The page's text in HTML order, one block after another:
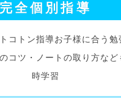
完全個別指導
コトン指導お子様に合う勉
コツ・ノートの取り方など
時学習